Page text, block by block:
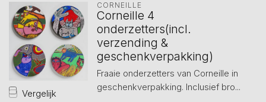
Vergelijk
CORNEILLE
Corneille 4
onderzetters(incl.
verzending &
geschenkverpakking)
Fraaie onderzetters van Corneille in
geschenkverpakking. Inclusief bro...